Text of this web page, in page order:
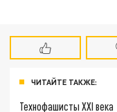
ЧИТАЙТЕ ТАКЖЕ:
Технофашисты XXI века